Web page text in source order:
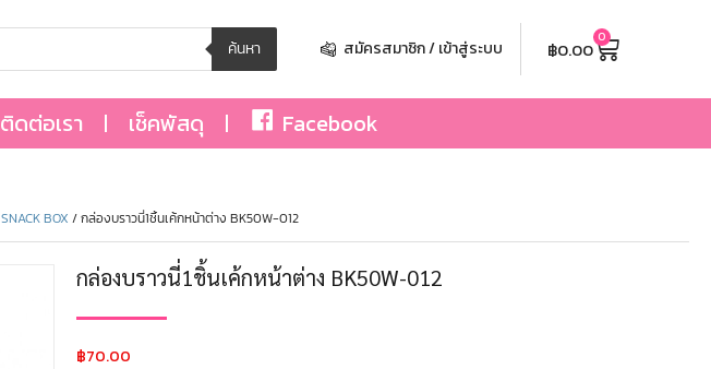
ค้นหา สมัครสมาชิก / เข้าสู่ระบบ ฿0.00 0
ติดต่อเรา เช็คพัสดุ Facebook
BOX / กล่องบราวนี่1ชิ้นเค้กหน้าต่าง BK50W-012
กล่องบราวนี่1ชิ้นเค้กหน้าต่าง BK50W-012
฿70.00